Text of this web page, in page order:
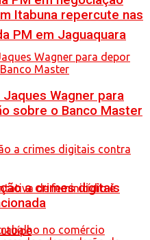
PM em Jaguaquara
Itabuna repercute nas
Wagner para
sobre o Banco Master
a crimes digitais